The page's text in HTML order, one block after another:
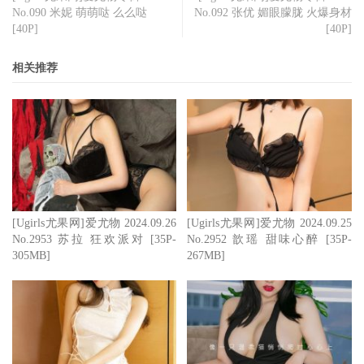
No.090 米妮 萌萌哒 么么哒
[40P]
No.092 张优 媚眼朦胧 火爆身材
[40P]
相关推荐
[Ugirls尤果网]爱尤物 2024.09.26
No.2953 苏拉 狂欢派对 [35P-
305MB]
[Ugirls尤果网]爱尤物 2024.09.25
No.2952 歆瑶 甜味心醉 [35P-
267MB]